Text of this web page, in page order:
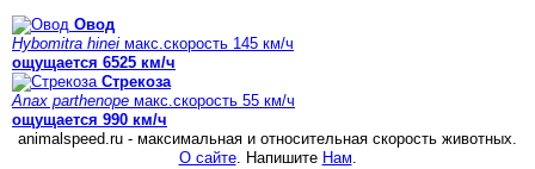
Овод
Hybomitra hinei макс.скорость 145 км/ч
ощущается 6525 км/ч
Стрекоза
Anax parthenope макс.скорость 55 км/ч
ощущается 990 км/ч
animalspeed.ru - максимальная и относительная скорость животных.
О сайте. Напишите Нам.